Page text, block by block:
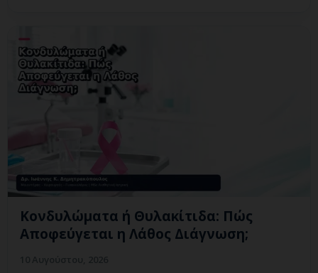
Κονδυλώματα ή Θυλακίτιδα: Πώς
Αποφεύγεται η Λάθος Διάγνωση;